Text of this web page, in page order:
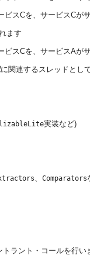
スCを、サービスCが
ます
スCを、サービスAが
に関連するスレッドとし
実装など)
Comparators
ラント・コールを行い